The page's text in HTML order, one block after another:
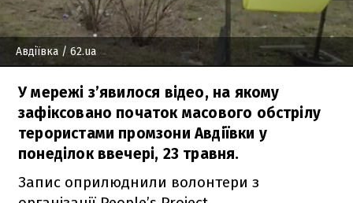
Авдіївка / 62.ua
У мережі з’явилося відео, на якому
зафіксовано початок масового обстрілу
терористами промзони Авдіївки у
понеділок ввечері, 23 травня.
Запис оприлюднили волонтери з